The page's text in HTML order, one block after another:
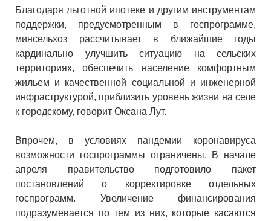
Благодаря льготной ипотеке и другим инструментам
поддержки, предусмотренным в госпрограмме,
минсельхоз рассчитывает в ближайшие годы
кардинально улучшить ситуацию на сельских
территориях, обеспечить население комфортным
жильем и качественной социальной и инженерной
инфраструктурой, приблизить уровень жизни на селе
к городскому, говорит Оксана Лут.
Впрочем, в условиях пандемии коронавируса
возможности госпрограммы ограничены. В начале
апреля правительство подготовило пакет
постановлений о корректировке отдельных
госпрограмм. Увеличение финансирования
подразумевается по тем из них, которые касаются